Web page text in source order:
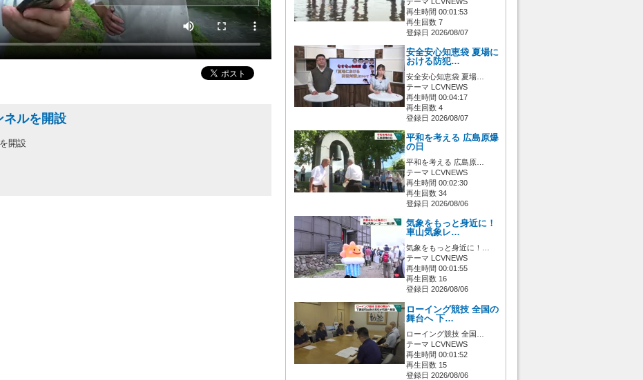
ネルを開設
開設
再生時間 00:01:53
再生回数 7
登録日 2026/08/07
安全安心知恵袋 夏場に
おける防犯…
安全安心知恵袋 夏場…
テーマ LCVNEWS
再生時間 00:04:17
再生回数 4
登録日 2026/08/07
平和を考える 広島原爆
の日
平和を考える 広島原…
テーマ LCVNEWS
再生時間 00:02:30
再生回数 34
登録日 2026/08/06
気象をもっと身近に！
車山気象レ…
気象をもっと身近に！…
テーマ LCVNEWS
再生時間 00:01:55
再生回数 16
登録日 2026/08/06
ローイング競技 全国の
舞台へ 下…
ローイング競技 全国…
テーマ LCVNEWS
再生時間 00:01:52
再生回数 15
登録日 2026/08/06